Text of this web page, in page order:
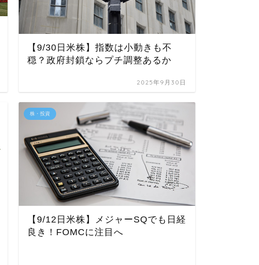
【9/30日米株】指数は小動きも不
穏？政府封鎖ならプチ調整あるか
2025年9月30日
株・投資
【9/12日米株】メジャーSQでも日経
良き！FOMCに注目へ